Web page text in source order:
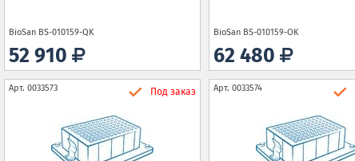
BioSan BS-010159-QK
52 910
BioSan BS-010159-OK
62 480
Арт. 0033573 Под заказ Арт. 0033574